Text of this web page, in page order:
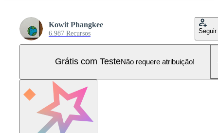
Kowit Phangkee
6.987 Recursos Seguir
Grátis com TesteNão requere atribuição!